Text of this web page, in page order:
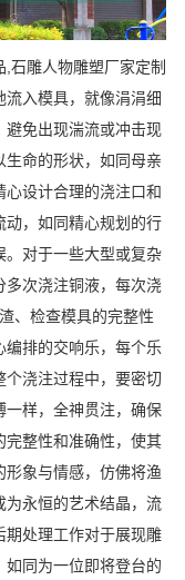
石雕人物雕塑厂家定制
入模具，就像涓涓细
避免出现湍流或冲击现
生命的形状，如同母亲
心设计合理的浇注口和
动，如同精心规划的行
。对于一些大型或复杂
多次浇注铜液，每次浇
、检查模具的完整性
排的交响乐，每个乐
个浇注过程中，要密切
一样，全神贯注，确保
完整性和准确性，使其
形象与情感，仿佛将渔
为永恒的艺术结晶，流
期处理工作对于展现雕
同为一位即将登台的